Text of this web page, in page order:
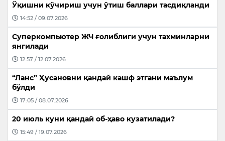
Ўқишни кўчириш учун ўтиш баллари тасдиқланди
14:52 / 09.07.2026
Суперкомпьютер ЖЧ ғолиблиги учун тахминларни
янгилади
12:57 / 12.07.2026
“Ланс” Ҳусановни қандай кашф этгани маълум
бўлди
17:05 / 08.07.2026
20 июль куни қандай об-ҳаво кузатилади?
15:49 / 19.07.2026